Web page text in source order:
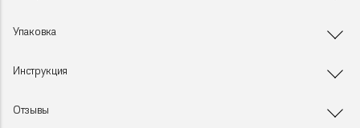
Упаковка
Инструкция
Отзывы